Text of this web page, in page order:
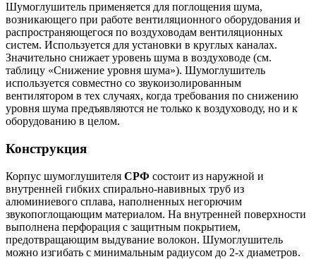
Шумоглушитель применяется для поглощения шума,
возникающего при работе вентиляционного оборудования и
распространяющегося по воздуховодам вентиляционных
систем. Используется для установки в круглых каналах.
Значительно снижает уровень шума в воздуховоде (см.
таблицу «Снижение уровня шума»). Шумоглушитель
используется совместно со звукоизолированным
вентилятором в тех случаях, когда требования по снижению
уровня шума предъявляются не только к воздуховоду, но и к
оборудованию в целом.
Конструкция
Корпус шумоглушителя СРФ состоит из наружной и
внутренней гибких спирально-навивных труб из
алюминиевого сплава, наполненных негорючим
звукопоглощающим материалом. На внутренней поверхности
выполнена перфорация с защитным покрытием,
предотвращающим выдувание волокон. Шумоглушитель
можно изгибать с минимальным радиусом до 2-х диаметров.